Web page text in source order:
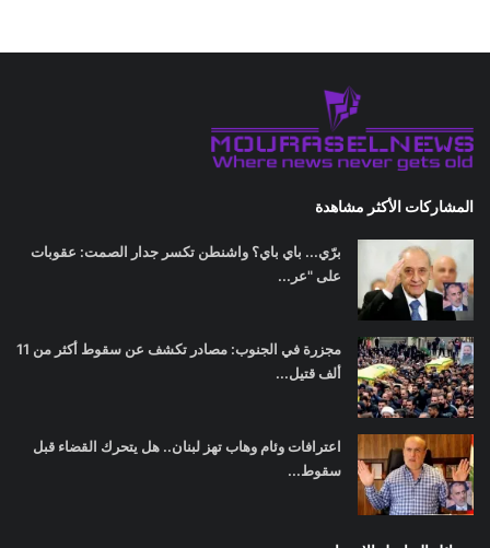
المشاركات الأكثر مشاهدة
برّي... باي باي؟ واشنطن تكسر جدار الصمت: عقوبات
على "عر...
مجزرة في الجنوب: مصادر تكشف عن سقوط أكثر من 11
ألف قتيل...
اعترافات وئام وهاب تهز لبنان.. هل يتحرك القضاء قبل
سقوط...